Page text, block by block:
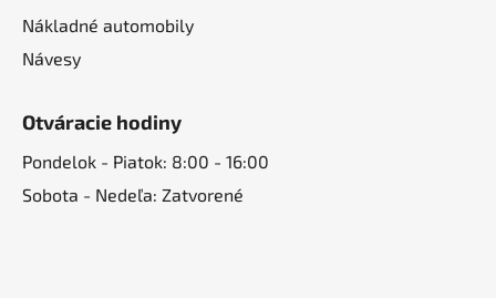
Nákladné automobily
Návesy
Otváracie hodiny
Pondelok - Piatok: 8:00 - 16:00
Sobota - Nedeľa: Zatvorené